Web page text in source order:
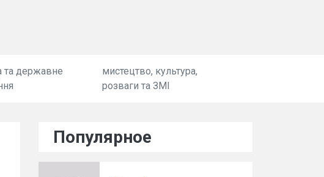
та державне
мистецтво, культура,
розваги та ЗМІ
Популярное